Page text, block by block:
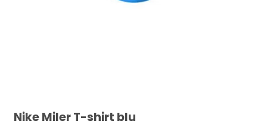
Nike Miler T-shirt blu